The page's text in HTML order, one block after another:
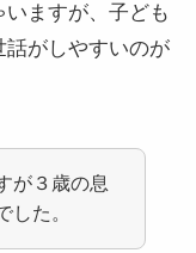
ますが、子ども
話がしやすいのが
が３歳の息
した。